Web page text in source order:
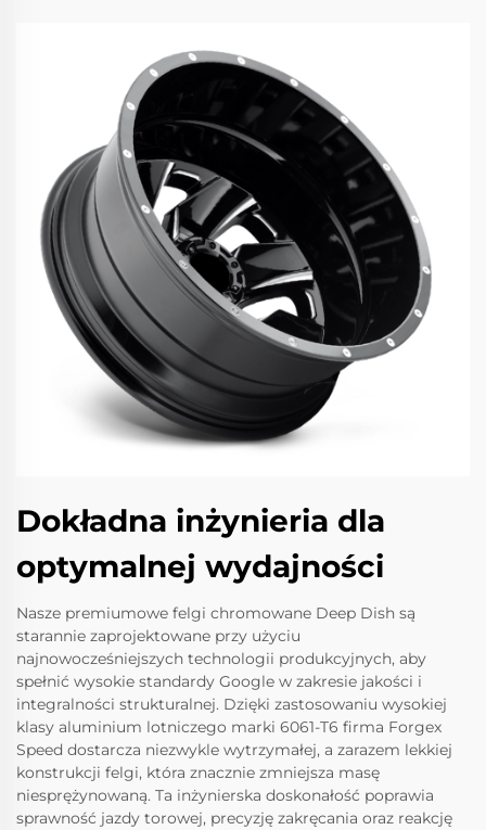
Dokładna inżynieria dla
optymalnej wydajności
Nasze premiumowe felgi chromowane Deep Dish są
starannie zaprojektowane przy użyciu
najnowocześniejszych technologii produkcyjnych, aby
spełnić wysokie standardy Google w zakresie jakości i
integralności strukturalnej. Dzięki zastosowaniu wysokiej
klasy aluminium lotniczego marki 6061-T6 firma Forgex
Speed dostarcza niezwykle wytrzymałej, a zarazem lekkiej
konstrukcji felgi, która znacznie zmniejsza masę
niesprężynowaną. Ta inżynierska doskonałość poprawia
sprawność jazdy torowej, precyzję zakręcania oraz reakcję